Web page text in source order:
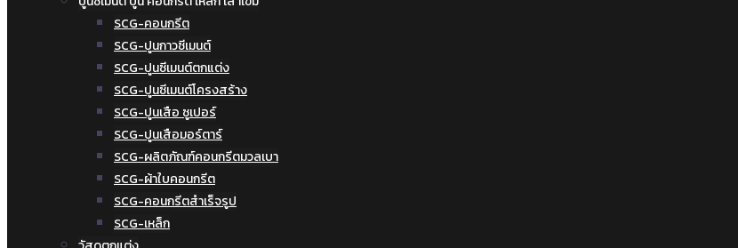
SCG-คอนกรีต
SCG-ปูนกาวซีเมนต์
SCG-ปูนซีเมนต์ตกแต่ง
SCG-ปูนซีเมนต์โครงสร้าง
SCG-ปูนเสือ ซูเปอร์
SCG-ปูนเสือมอร์ตาร์
SCG-ผลิตภัณฑ์คอนกรีตมวลเบา
SCG-ผ้าใบคอนกรีต
SCG-คอนกรีตสำเร็จรูป
SCG-เหล็ก